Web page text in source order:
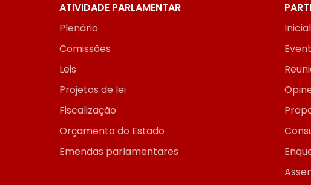
ATIVIDADE PARLAMENTAR
Plenário
Comissões
Leis
Projetos de lei
Fiscalização
Orçamento do Estado
Emendas parlamentares
Inicial